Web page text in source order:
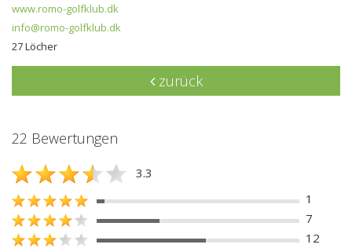
www.romo-golfklub.dk
info@romo-golfklub.dk
27 Löcher
zurück
22 Bewertungen
3.3
1
7
12